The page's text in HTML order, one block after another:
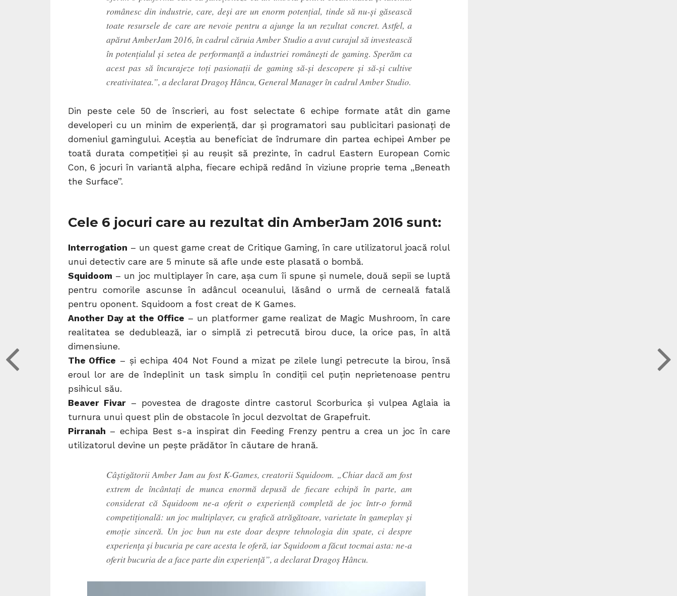
românesc din industrie, care, deși are un enorm potențial, tinde să nu-și găsească
toate resursele de care are nevoie pentru a ajunge la un rezultat concret. Astfel, a
apărut AmberJam 2016, în cadrul căruia Amber Studio a avut curajul să investească
în potențialul și setea de performanță a industriei românești de gaming. Sperăm ca
acest pas să încurajeze toți pasionații de gaming să-și descopere și să-și cultive
creativitatea.”, a declarat Dragoș Hâncu, General Manager în cadrul Amber Studio.
Din peste cele 50 de înscrieri, au fost selectate 6 echipe formate atât din game
developeri cu un minim de experiență, dar și programatori sau publicitari pasionați de
domeniul gamingului. Aceștia au beneficiat de îndrumare din partea echipei Amber pe
toată durata competiției și au reușit să prezinte, în cadrul Eastern European Comic
Con, 6 jocuri în variantă alpha, fiecare echipă redând în viziune proprie tema „Beneath
the Surface”.
Cele 6 jocuri care au rezultat din AmberJam 2016 sunt:
Interrogation – un quest game creat de Critique Gaming, în care utilizatorul joacă rolul
unui detectiv care are 5 minute să afle unde este plasată o bombă.
Squidoom – un joc multiplayer în care, așa cum îi spune și numele, două sepii se luptă
pentru comorile ascunse în adâncul oceanului, lăsând o urmă de cerneală fatală
pentru oponent. Squidoom a fost creat de K Games.
Another Day at the Office – un platformer game realizat de Magic Mushroom, în care
realitatea se dedublează, iar o simplă zi petrecută birou duce, la orice pas, în altă
dimensiune.
The Office – și echipa 404 Not Found a mizat pe zilele lungi petrecute la birou, însă
eroul lor are de îndeplinit un task simplu în condiții cel puțin neprietenoase pentru
psihicul său.
Beaver Fivar– povestea de dragoste dintre castorul Scorburica și vulpea Aglaia ia
turnura unui quest plin de obstacole în jocul dezvoltat de Grapefruit.
Pirranah – echipa Best s-a inspirat din Feeding Frenzy pentru a crea un joc în care
utilizatorul devine un pește prădător în căutare de hrană.
Câștigătorii Amber Jam au fost K-Games, creatorii Squidoom. „Chiar dacă am fost
extrem de încântați de munca enormă depusă de fiecare echipă în parte, am
considerat că Squidoom ne-a oferit o experiență completă de joc într-o formă
competițională: un joc multiplayer, cu grafică atrăgătoare, varietate în gameplay și
emoție sinceră. Un joc bun nu este doar despre tehnologia din spate, ci despre
experiența și bucuria pe care acesta le oferă, iar Squidoom a făcut tocmai asta: ne-a
oferit bucuria de a face parte din experiență”, a declarat Dragoș Hâncu.